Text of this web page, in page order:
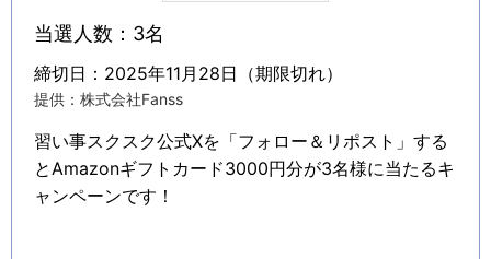
当選人数：3名
締切日：2025年11月28日（期限切れ）
提供：株式会社Fanss
習い事スクスク公式Xを「フォロー＆リポスト」する
とAmazonギフトカード3000円分が3名様に当たるキ
ャンペーンです！